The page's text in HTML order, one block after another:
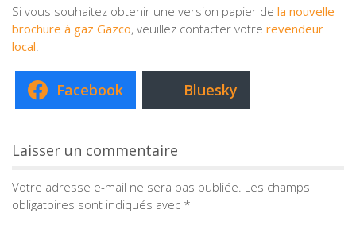
Si vous souhaitez obtenir une version papier de la nouvelle
brochure à gaz Gazco, veuillez contacter votre revendeur
local.
Facebook Bluesky
Laisser un commentaire
Votre adresse e-mail ne sera pas publiée. Les champs
obligatoires sont indiqués avec *